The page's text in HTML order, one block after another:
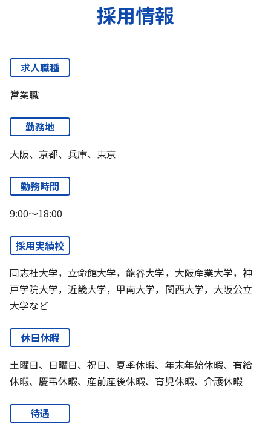
採用情報
求人職種
営業職
勤務地
大阪、京都、兵庫、東京
勤務時間
9:00～18:00
採用実績校
同志社大学，立命館大学，龍谷大学，大阪産業大学，神
戸学院大学，近畿大学，甲南大学，関西大学，大阪公立
大学など
休日休暇
土曜日、日曜日、祝日、夏季休暇、年末年始休暇、有給
休暇、慶弔休暇、産前産後休暇、育児休暇、介護休暇
待遇